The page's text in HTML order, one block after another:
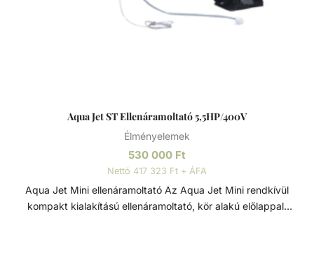
teljesítményű ellenáramoltató létezik, így a vásárlás előtt
mindenképp érdemes felmérni a felhasználói igényeket.
Aqua Jet ST Ellenáramoltató 5,5HP/400V
Élményelemek
530 000 Ft
Nettó 417 323 Ft + ÁFA
Aqua Jet Mini ellenáramoltató Az Aqua Jet Mini rendkívül
kompakt kialakítású ellenáramoltató, kör alakú előlappal.